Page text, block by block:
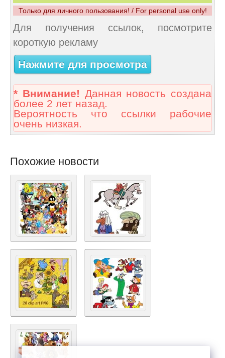
Только для личного пользования! / For personal use only!
Для получения ссылок, посмотрите
короткую рекламу
Нажмите для просмотра
* Внимание! Данная новость создана
более 2 лет назад.
Вероятность что ссылки рабочие
очень низкая.
Похожие новости